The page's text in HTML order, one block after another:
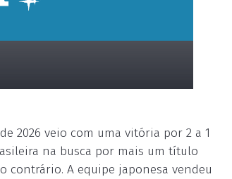
2026 veio com uma vitória por 2 a 1
na busca por mais um título
contrário. A equipe japonesa vendeu